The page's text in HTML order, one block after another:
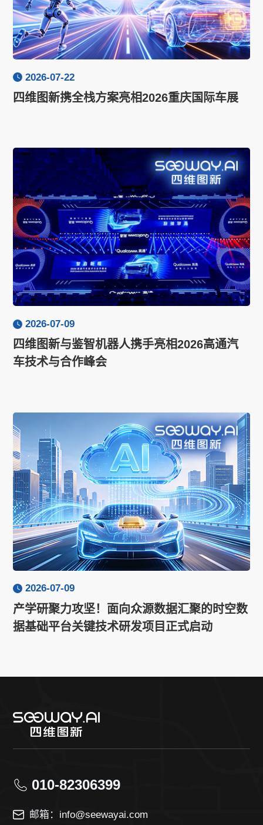
2026-07-22
四维图新携全栈方案亮相2026重庆国际车展
2026-07-09
四维图新与鉴智机器人携手亮相2026高通汽
车技术与合作峰会
2026-07-09
产学研聚力攻坚！面向众源数据汇聚的时空数
据基础平台关键技术研发项目正式启动
010-82306399
邮箱：info@seewayai.com